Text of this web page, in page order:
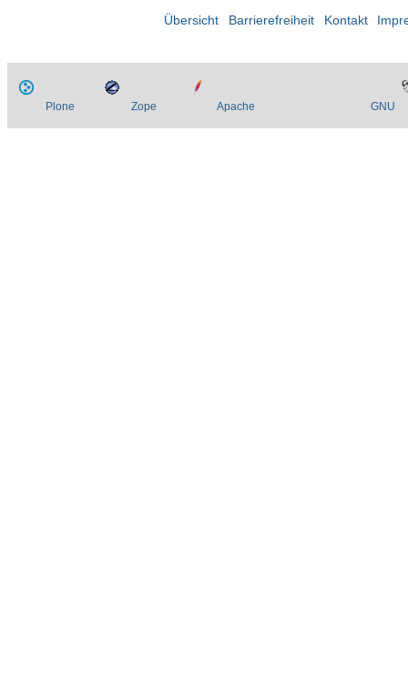
Übersicht Barrierefreiheit Kontakt
Plone Zope Apache GNU